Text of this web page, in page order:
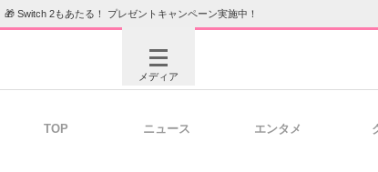
🎁 Switch 2もあたる！ プレゼントキャンペーン実施中！
メディア
TOP ニュース エンタメ